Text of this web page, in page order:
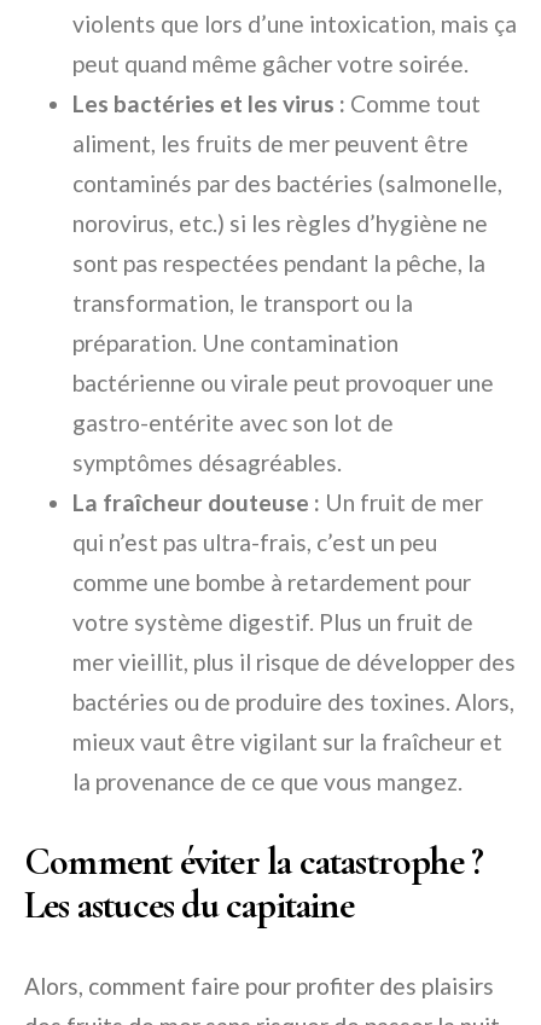
violents que lors d’une intoxication, mais ça
peut quand même gâcher votre soirée.
Les bactéries et les virus : Comme tout
aliment, les fruits de mer peuvent être
contaminés par des bactéries (salmonelle,
norovirus, etc.) si les règles d’hygiène ne
sont pas respectées pendant la pêche, la
transformation, le transport ou la
préparation. Une contamination
bactérienne ou virale peut provoquer une
gastro-entérite avec son lot de
symptômes désagréables.
La fraîcheur douteuse : Un fruit de mer
qui n’est pas ultra-frais, c’est un peu
comme une bombe à retardement pour
votre système digestif. Plus un fruit de
mer vieillit, plus il risque de développer des
bactéries ou de produire des toxines. Alors,
mieux vaut être vigilant sur la fraîcheur et
la provenance de ce que vous mangez.
Comment éviter la catastrophe ?
Les astuces du capitaine
Alors, comment faire pour profiter des plaisirs